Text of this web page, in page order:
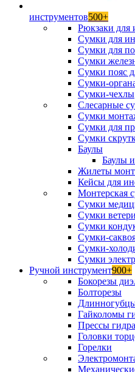
инструментов500+
Рюкзаки для
Сумки для
Сумки для
Сумки
Сумки пояс
Сумки-
Сумки-чехлы
Слесарные
Сумки
Сумки для
Сумки
Баулы
Баулы
Жилеты
Кейсы для
Монтерская
Сумки
Сумки
Сумки
Сумки-
Сумки-
Сумки
Ручной инструмент900+
Бокорезы
Болторезы
Гайколомы
Прессы
Головки
Горелки